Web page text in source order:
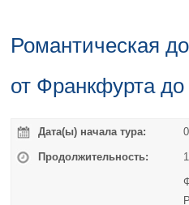
Романтическая
от Франкфурта
Дата(ы) начала тура:
Продолжительность: